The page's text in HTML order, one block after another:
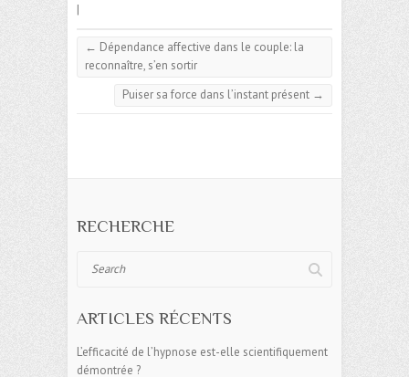
|
← Dépendance affective dans le couple: la
reconnaître, s’en sortir
Puiser sa force dans l’instant présent →
RECHERCHE
ARTICLES RÉCENTS
L’efficacité de l’hypnose est-elle scientifiquement
démontrée ?